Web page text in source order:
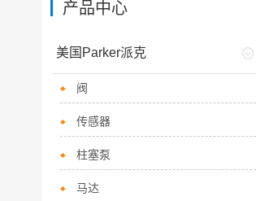
产品中心
美国Parker派克
阀
传感器
柱塞泵
马达